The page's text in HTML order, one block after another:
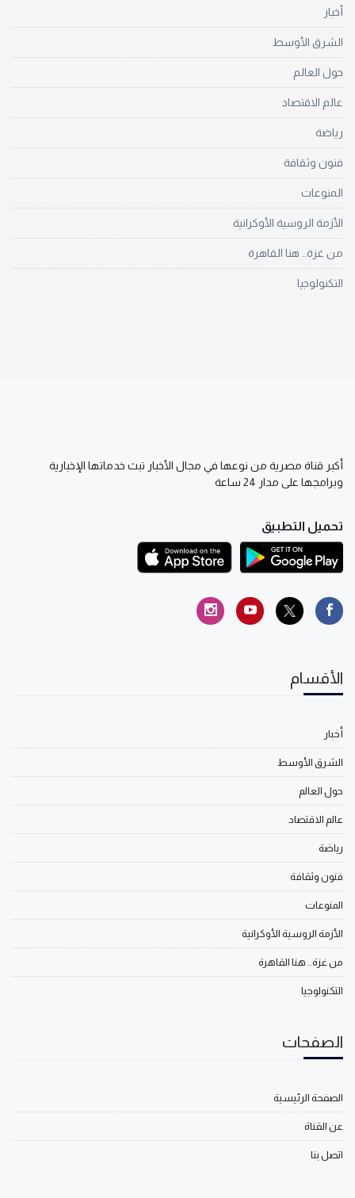
أخبار
الشرق الأوسط
حول العالم
عالم الاقتصاد
رياضة
فنون وثقافة
المنوعات
الأزمة الروسية الأوكرانية
من غزة.. هنا القاهرة
التكنولوجيا
أكبر قناة مصرية من نوعها في مجال الأخبار تبث خدماتها الإخبارية
وبرامجها على مدار 24 ساعة
تحميل التطبيق
الأقسام
أخبار
الشرق الأوسط
حول العالم
عالم الاقتصاد
رياضة
فنون وثقافة
المنوعات
الأزمة الروسية الأوكرانية
من غزة.. هنا القاهرة
التكنولوجيا
الصفحات
الصفحة الرئيسية
عن القناة
اتصل بنا